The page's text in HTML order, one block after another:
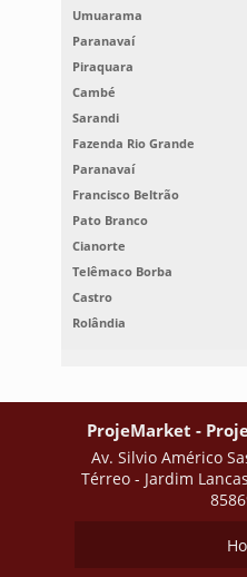
Umuarama
Paranavaí
Piraquara
Cambé
Sarandi
Fazenda Rio Grande
Paranavaí
Francisco Beltrão
Pato Branco
Cianorte
Telêmaco Borba
Castro
Rolândia
ProjeMarket -
Av. Silvio Américo
Térreo - Jardim